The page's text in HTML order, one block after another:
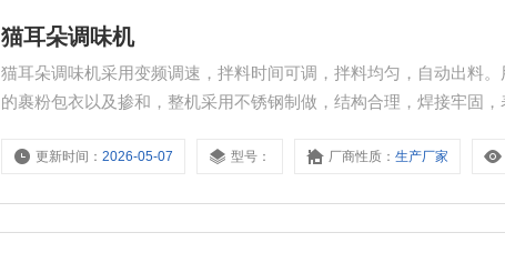
猫耳朵调味机
猫耳朵调味机采用变频调速，拌料时间可调，拌料均匀，自动出料
的裹粉包衣以及掺和，整机采用不锈钢制做，结构合理，焊接牢固
更新时间：2026-05-07 型号： 厂商性质：生产厂家